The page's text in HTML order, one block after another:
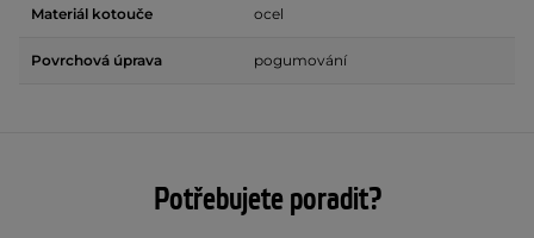
Materiál kotouče ocel
Povrchová úprava pogumování
Potřebujete poradit?